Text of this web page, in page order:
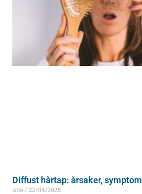
Diffust hårtap: årsaker,
Atle 22/04/2025